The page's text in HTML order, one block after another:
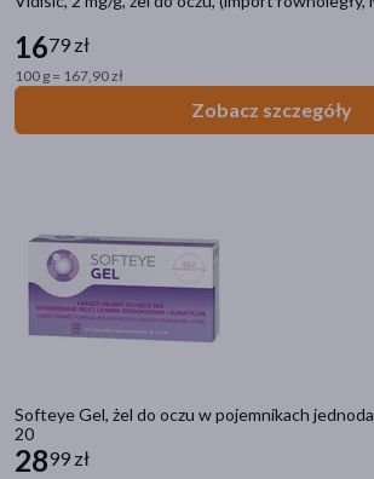
1679 zł
100 g = 167,90 zł
Zobacz szczegóły
Softeye Gel, żel do oczu w pojemnikach
20
2899 zł